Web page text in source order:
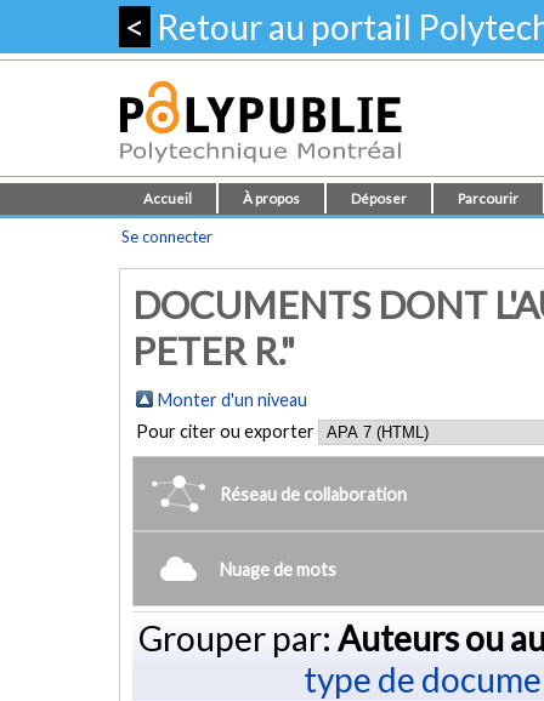
< Retour au portail
Accueil À propos Déposer Parcourir
Se connecter
DOCUMENTS DONT
PETER R."
Monter d'un niveau
Pour citer ou exporter
Réseau de collaboration
Nuage de mots
Grouper par: Auteurs ou
type de